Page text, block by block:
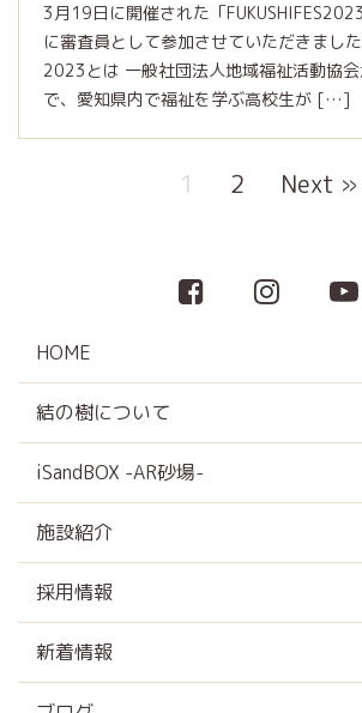
3月19日に開催された「
に審査員として参加させていただきました
2023とは 一般社団法人地域福祉活動協
で、愛知県内で福祉を学ぶ高校生が […]
1 2 Next »
HOME
結の樹について
iSandBOX -AR砂場-
施設紹介
採用情報
新着情報